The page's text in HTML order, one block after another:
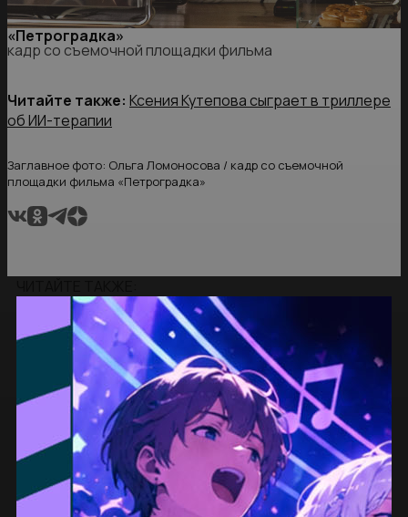
«Петроградка»
кадр со съемочной площадки фильма
Читайте также: Ксения Кутепова сыграет в триллере
об ИИ-терапии
Заглавное фото: Ольга Ломоносова / кадр со съемочной
площадки фильма «Петроградка»